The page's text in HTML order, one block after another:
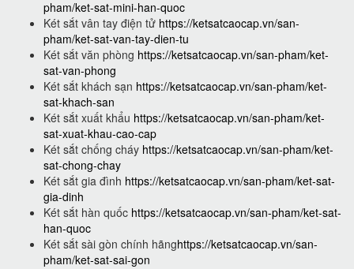
pham/ket-sat-mini-han-quoc
Két sắt vân tay điện tử https://ketsatcaocap.vn/san-
pham/ket-sat-van-tay-dien-tu
Két sắt văn phòng https://ketsatcaocap.vn/san-pham/ket-
sat-van-phong
Két sắt khách sạn https://ketsatcaocap.vn/san-pham/ket-
sat-khach-san
Két sắt xuất khẩu https://ketsatcaocap.vn/san-pham/ket-
sat-xuat-khau-cao-cap
Két sắt chống cháy https://ketsatcaocap.vn/san-pham/ket-
sat-chong-chay
Két sắt gia đình https://ketsatcaocap.vn/san-pham/ket-sat-
gia-dinh
Két sắt hàn quốc https://ketsatcaocap.vn/san-pham/ket-sat-
han-quoc
Két sắt sài gòn chính hãnghttps://ketsatcaocap.vn/san-
pham/ket-sat-sai-gon